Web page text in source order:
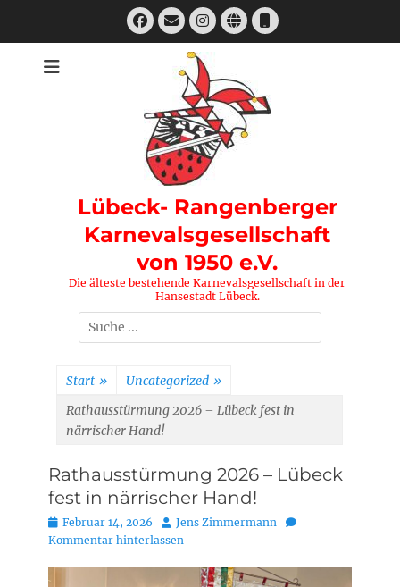
Facebook
E-
Mail
Instagram
WebsiteTelefon
Lübeck- Rangenberger
Karnevalsgesellschaft
von 1950 e.V.
Die älteste bestehende Karnevalsgesellschaft in der
Hansestadt Lübeck.
Suchen
nach:
Start » Uncategorized »
Rathausstürmung 2026 – Lübeck fest in
närrischer Hand!
Rathausstürmung 2026 – Lübeck
fest in närrischer Hand!
Posted
on
Februar 14, 2026 AutorJens Zimmermann
Kommentar hinterlassen